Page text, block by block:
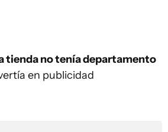
tienda no tenía departamento
en publicidad